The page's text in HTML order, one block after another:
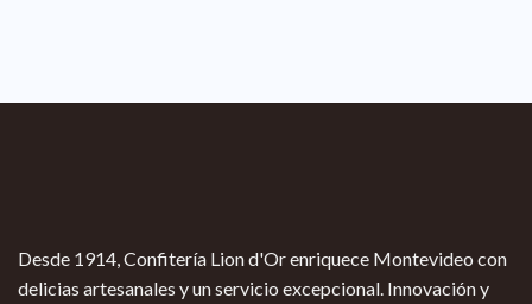
Desde 1914, Confitería Lion d'Or enriquece Montevideo con
delicias artesanales y un servicio excepcional. Innovación y